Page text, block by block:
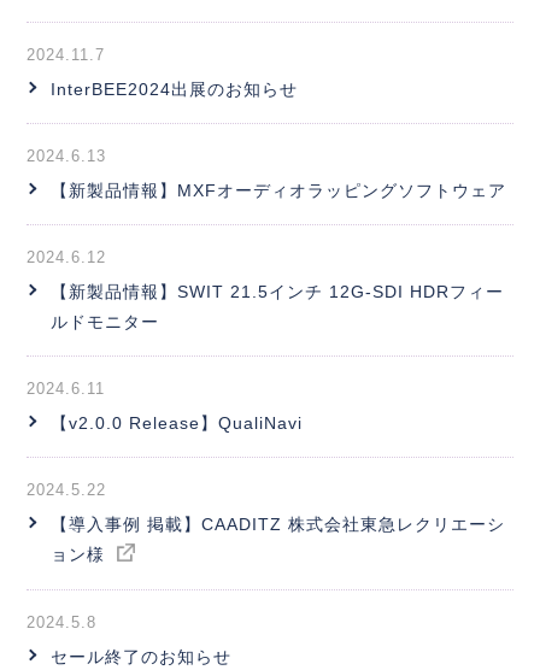
2024.11.7
InterBEE2024出展のお知らせ
2024.6.13
【新製品情報】MXFオーディオラッピングソフトウェア
2024.6.12
【新製品情報】SWIT 21.5インチ 12G-SDI HDRフィー
ルドモニター
2024.6.11
【v2.0.0 Release】QualiNavi
2024.5.22
【導入事例 掲載】CAADITZ 株式会社東急レクリエーシ
ョン様
2024.5.8
セール終了のお知らせ